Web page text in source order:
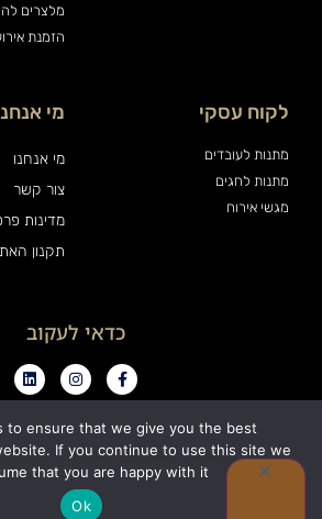
מלצרים
הזמנת
לקוח עסקי
מתנות לעובדים
מתנות לחגים
מגשי אירוח
מי
מי אנחנו
צור קשר
מדינות
תקנון
כדאי לעקוב
כל הזכויות שמורות ויין אנד
to ensure that we give you the best
If you continue to use this site we
that you are happy with it.
Ok